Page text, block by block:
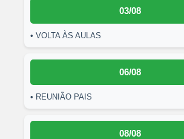
03/08
• VOLTA ÀS AULAS
06/08
• REUNIÃO PAIS
08/08